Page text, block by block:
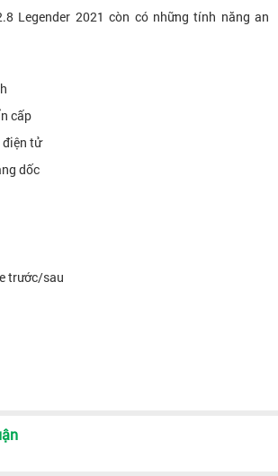
Legender 2021 còn có những tính năng an
cấp
điện tử
dốc
trước/sau